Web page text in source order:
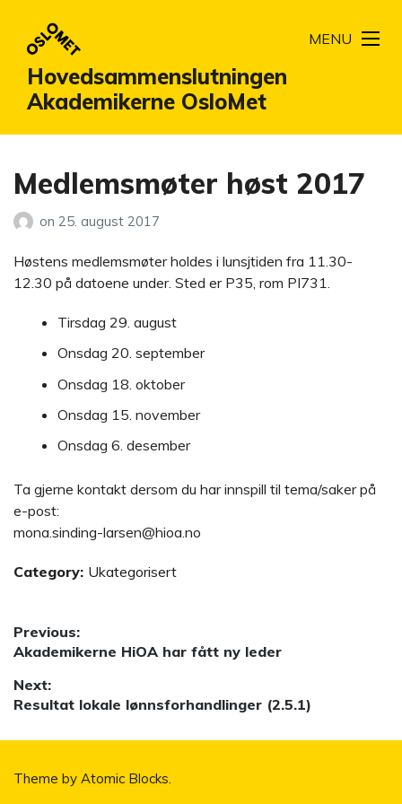
Hovedsammenslutningen
Akademikerne OsloMet
MENU
Medlemsmøter høst 2017
on 25. august 2017
Høstens medlemsmøter holdes i lunsjtiden fra 11.30-
12.30 på datoene under. Sted er P35, rom PI731.
Tirsdag 29. august
Onsdag 20. september
Onsdag 18. oktober
Onsdag 15. november
Onsdag 6. desember
Ta gjerne kontakt dersom du har innspill til tema/saker på
e-post:
mona.sinding-larsen@hioa.no
Category: Ukategorisert
Innleggsnavigasjon
Previous:
Previous
Akademikerne HiOA har fått ny leder
Next:
Next
Resultat lokale lønnsforhandlinger (2.5.1)
Theme by Atomic Blocks